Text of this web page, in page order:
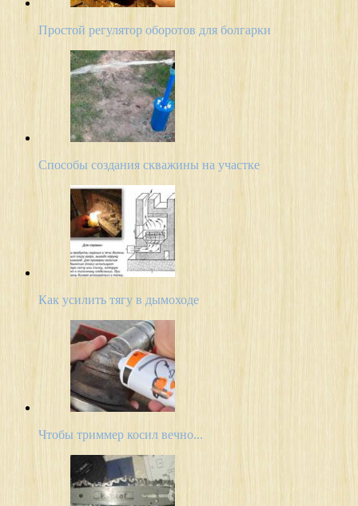
Простой регулятор оборотов для болгарки
Способы создания скважины на участке
Как усилить тягу в дымоходе
Чтобы триммер косил вечно...